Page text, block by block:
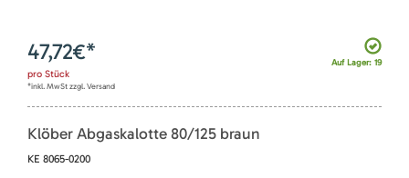
Auf Lager: 19
47,72€*
pro Stück
*inkl. MwSt zzgl. Versand
Klöber Abgaskalotte 80/125 braun
KE 8065-0200